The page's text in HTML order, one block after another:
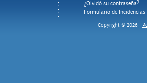
¿Olvidó su contraseña?
Formulario de Incidencias
Copyright © 2026 |